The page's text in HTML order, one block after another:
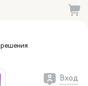
решения
Вход